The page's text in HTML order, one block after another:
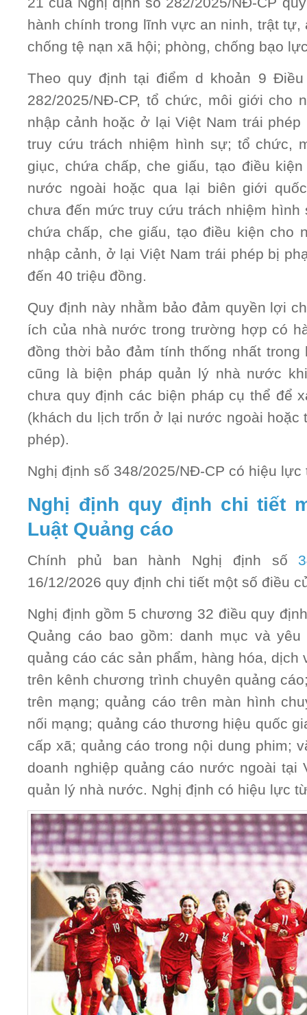
hành chính trong lĩnh vực an ninh, trật tự,
chống tệ nạn xã hội; phòng, chống bạo
Theo quy định tại điểm d khoản 9
282/2025/NĐ-CP, tổ chức, môi giới cho
nhập cảnh hoặc ở lại Việt Nam trái
truy cứu trách nhiệm hình sự; tổ chức,
giục, chứa chấp, che giấu, tạo điều
nước ngoài hoặc qua lại biên giới
chưa đến mức truy cứu trách nhiệm
chứa chấp, che giấu, tạo điều kiện cho
nhập cảnh, ở lại Việt Nam trái phép bị
đến 40 triệu đồng.
Quy định này nhằm bảo đảm quyền lợi
ích của nhà nước trong trường hợp có
đồng thời bảo đảm tính thống nhất trong
cũng là biện pháp quản lý nhà nước
chưa quy định các biện pháp cụ thể để
(khách du lịch trốn ở lại nước ngoài hoặc
phép).
Nghị định số 348/2025/NĐ-CP có hiệu
Nghị định quy định chi tiết
Luật Quảng cáo
Chính phủ ban hành Nghị định số
16/12/2026 quy định chi tiết một số điều
Nghị định gồm 5 chương 32 điều quy
Quảng cáo bao gồm: danh mục và
quảng cáo các sản phẩm, hàng hóa, dịch
trên kênh chương trình chuyên quảng
trên mạng; quảng cáo trên màn hình
nối mạng; quảng cáo thương hiệu quốc
cấp xã; quảng cáo trong nội dung phim;
doanh nghiệp quảng cáo nước ngoài tại
quản lý nhà nước. Nghị định có hiệu lực